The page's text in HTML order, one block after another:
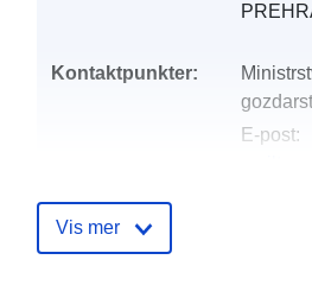
Kontaktpunkter:
E-post:
Katalogopptak:
Vis mer